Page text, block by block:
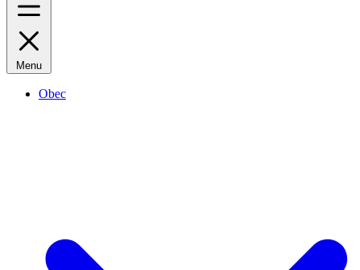
Menu
Obec